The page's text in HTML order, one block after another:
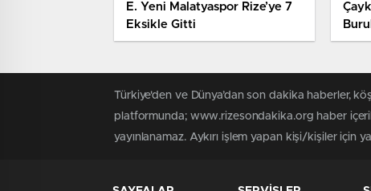
E. Yeni Malatyaspor Rize’ye 7
Eksikle Gitti
Türkiye'den ve Dünya’dan son dakika haberler,
platformunda; www.rizesondakika.org haber
yayınlanamaz. Aykırı işlem yapan kişi/kişiler için